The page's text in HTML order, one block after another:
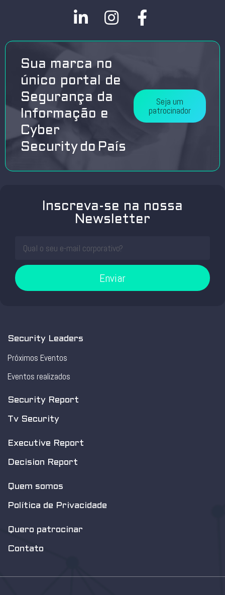
Sua marca no
único portal de
Segurança da
Informação e
Cyber
Security do País
Seja um
patrocinador
Inscreva-se na nossa
Newsletter
Enviar
Security Leaders
Próximos Eventos
Eventos realizados
Security Report
Tv Security
Executive Report
Decision Report
Quem somos
Política de Privacidade
Quero patrocinar
Contato